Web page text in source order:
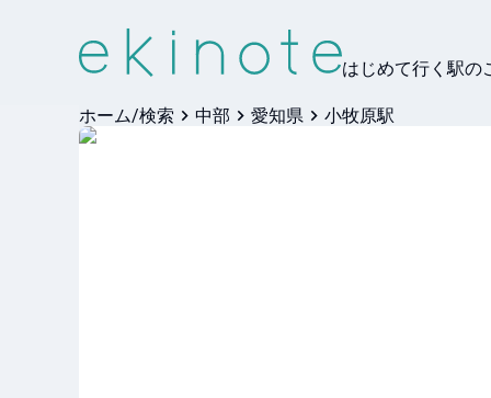
はじめて行く駅の
ホーム/検索 中部 愛知県 小牧原駅